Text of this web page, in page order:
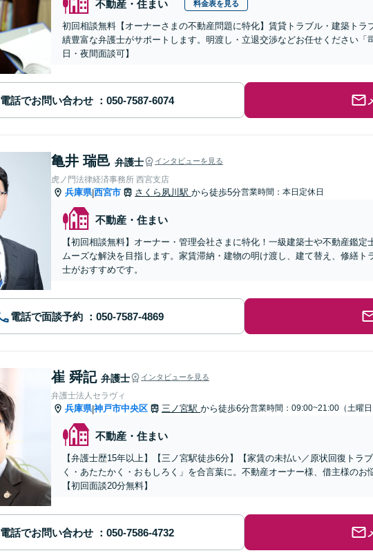
不動産・住まい 料金表を見る
初回相談無料【オーナーさまの不動産問題に特化】賃貸トラブル・建築ト
績豊富な弁護士がサポートします。明渡し・立退交渉などお任せください
日・夜間面談可】
電話でお問い合わせ
亀井 瑞邑 弁護士 インタビューを見る
虎ノ門法律経済事務所 西宮支店
兵庫県|西宮市 さくら夙川駅 から徒歩5分営業時間：本日定休日
不動産・住まい
【初回相談無料】オーナー・管理会社さまに特化！一級建築士や不動産鑑
ムーズな解決を目指します。家賃滞納・建物の明け渡し、建て替え、修繕
士がおすすめです。
電話で面談予約
崔 舜記 弁護士 インタビューを見る
弁護士法人セラヴィ
兵庫県|神戸市中央区 三ノ宮駅 から徒歩6分営業時間：09:00~21:00（土曜日
不動産・住まい
【弁護士歴15年以上】【三ノ宮駅徒歩6分】【家賃の未払い／原状回復トラ
く・あたたかく・おもしろく」を合言葉に。不動産オーナー様、借主様の
【初回面談20分無料】
電話でお問い合わせ